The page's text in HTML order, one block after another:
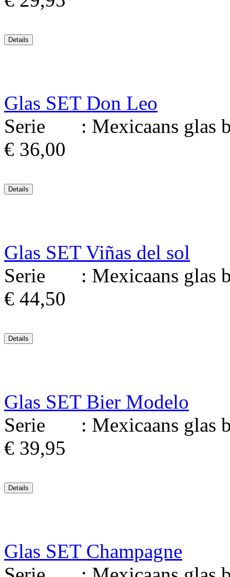
Glas SET Don Leo
Serie : Mexicaans glas
€ 36,00
Glas SET Viñas del sol
Serie : Mexicaans glas
€ 44,50
Glas SET Bier Modelo
Serie : Mexicaans glas
€ 39,95
Glas SET Champagne